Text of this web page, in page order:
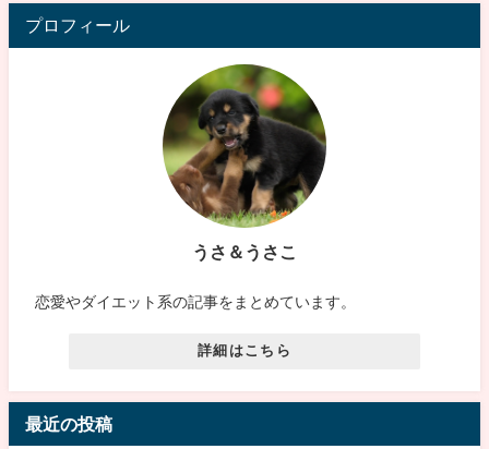
プロフィール
うさ＆うさこ
恋愛やダイエット系の記事をまとめています。
詳細はこちら
最近の投稿